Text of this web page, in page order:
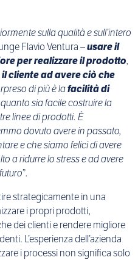
sulla qualità e sull’intero
Flavio Ventura –usare il
per realizzare il prodotto,
cliente ad avere ciò che
di più è lafacilità di
sia facile costruire la
linee di prodotti. È
dovuto avere in passato,
e che siamo felici di avere
a ridurre lo stress e ad avere
strategicamente in una
i propri prodotti,
dei clienti e rendere migliore
L’esperienza dell’azienda
i processi non significa solo